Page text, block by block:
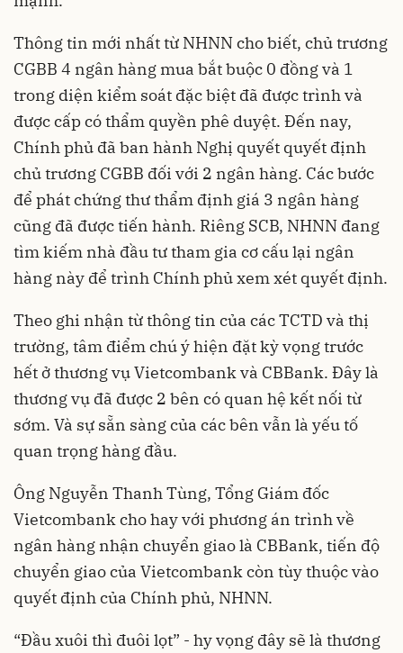
Thông tin mới nhất từ NHNN cho biết, chủ trương
CGBB 4 ngân hàng mua bắt buộc 0 đồng và 1
trong diện kiểm soát đặc biệt đã được trình và
được cấp có thẩm quyền phê duyệt. Đến nay,
Chính phủ đã ban hành Nghị quyết quyết định
chủ trương CGBB đối với 2 ngân hàng. Các bước
để phát chứng thư thẩm định giá 3 ngân hàng
cũng đã được tiến hành. Riêng SCB, NHNN đang
tìm kiếm nhà đầu tư tham gia cơ cấu lại ngân
hàng này để trình Chính phủ xem xét quyết định.
Theo ghi nhận từ thông tin của các TCTD và thị
trường, tâm điểm chú ý hiện đặt kỳ vọng trước
hết ở thương vụ Vietcombank và CBBank. Đây là
thương vụ đã được 2 bên có quan hệ kết nối từ
sớm. Và sự sẵn sàng của các bên vẫn là yếu tố
quan trọng hàng đầu.
Ông Nguyễn Thanh Tùng, Tổng Giám đốc
Vietcombank cho hay với phương án trình về
ngân hàng nhận chuyển giao là CBBank, tiến độ
chuyển giao của Vietcombank còn tùy thuộc vào
quyết định của Chính phủ, NHNN.
“Đầu xuôi thì đuôi lọt” - hy vọng đây sẽ là thương